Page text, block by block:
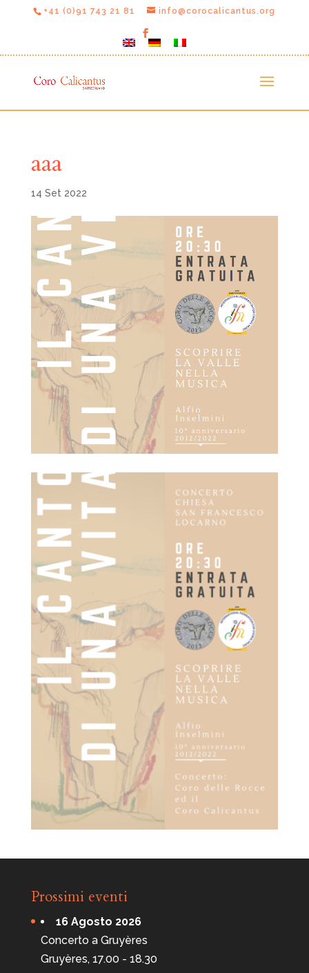
+41 (0)91 743 21 81 info@corocalicantus.org
aaa
14 Set 2022
Prossimi eventi
16 Agosto 2026
Concerto a Gruyères
Gruyères, 17.00 - 18.30